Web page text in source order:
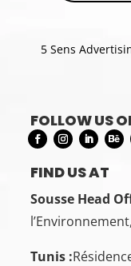
5 Sens
FOLLOW US
FIND US AT
Sousse Head
Tunis :